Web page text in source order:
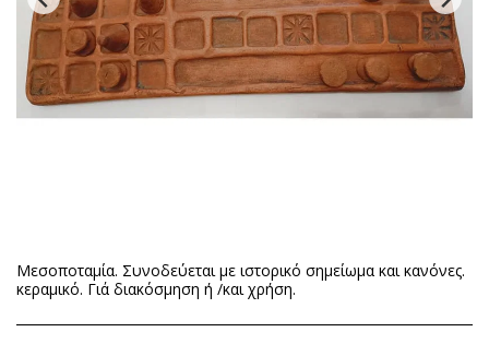
Μεσοποταμία. Συνοδεύεται με ιστορικό σημείωμα και κανόνες.
κεραμικό. Γιά διακόσμηση ή /και χρήση.